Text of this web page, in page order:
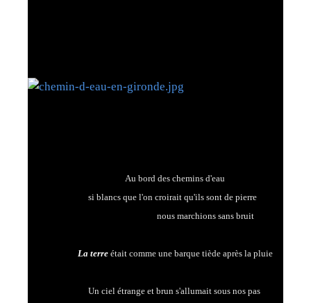
Au bord des chemins d'eau
si blancs que l'on croirait qu'ils sont de pierre
nous marchions sans bruit
La terre était comme une barque tiède après la pluie
Un ciel étrange et brun s'allumait sous nos pas